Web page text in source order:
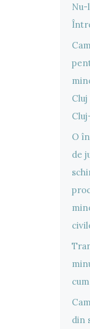
Nu-
O
de
din